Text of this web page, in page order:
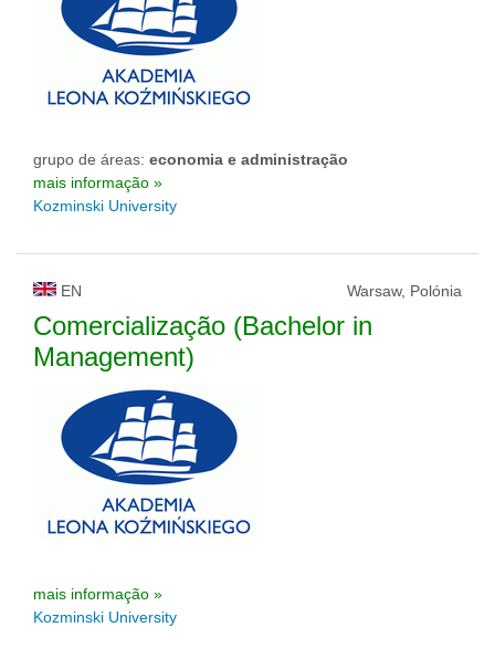
grupo de áreas: economia e administração
mais informação »
Kozminski University
EN Warsaw, Polónia
Comercialização (Bachelor in
Management)
mais informação »
Kozminski University